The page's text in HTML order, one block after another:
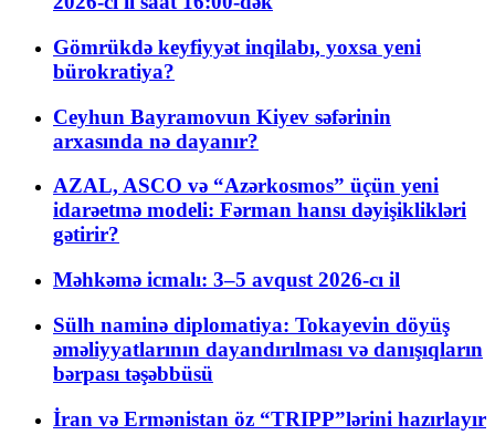
Gömrükdə keyfiyyət inqilabı, yoxsa yeni
bürokratiya?
Ceyhun Bayramovun Kiyev səfərinin
arxasında nə dayanır?
AZAL, ASCO və “Azərkosmos” üçün yeni
idarəetmə modeli: Fərman hansı dəyişiklikləri
gətirir?
Məhkəmə icmalı: 3–5 avqust 2026-cı il
Sülh naminə diplomatiya: Tokayevin döyüş
əməliyyatlarının dayandırılması və danışıqların
bərpası təşəbbüsü
İran və Ermənistan öz “TRIPP”lərini hazırlayır